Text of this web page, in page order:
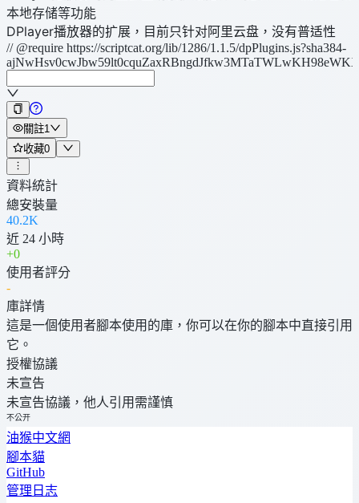
本地存储等功能
DPlayer播放器的扩展，目前只针对阿里云盘，没有普适性
// @require https://scriptcat.org/lib/1286/1.1.5/dpPlugins.js?sha384-
關註1
收藏0
資料統計
總安裝量
40.2K
近 24 小時
+0
使用者評分
-
庫詳情
這是一個使用者腳本使用的庫，你可以在你的腳本中直接引用
它。
授權協議
未宣告
未宣告協議，他人引用需謹慎
不公开
油猴中文網
腳本貓
GitHub
管理日志